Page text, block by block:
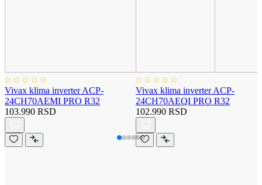
Vivax klima inverter ACP-
24CH70AEMI PRO R32
103.990 RSD
Vivax klima inverter ACP-
24CH70AEQI PRO R32
102.990 RSD